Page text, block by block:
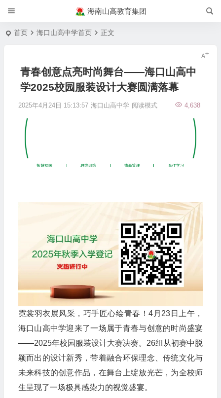
海南山高教育集团
首页 海口山高中学首页 正文
青春创意点亮时尚舞台——海口山高中
学2025校园服装设计大赛圆满落幕
2025年4月24日 15:13:57 海口山高中学 4,638
阅读模式
霓裳羽衣展风采，巧手匠心绘青春！4月23日上午，
海口山高中学迎来了一场属于青春与创意的时尚盛宴
——2025年校园服装设计大赛决赛。26组从初赛中脱
颖而出的设计新秀，带着融合环保理念、传统文化与
未来科技的创意作品，在舞台上绽放光芒，为全校师
生呈现了一场极具感染力的视觉盛宴。